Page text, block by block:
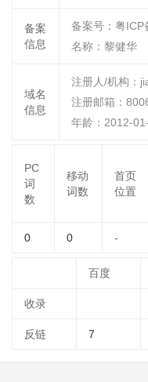
备案
信息
备案号：粤ICP
名称： 黎健华
域名
信息
注册人/机构：
注册邮箱：
年龄：2012-
PC
词
数
移动
词数
首页
位置
0 0 -
百度
收录
反链 7